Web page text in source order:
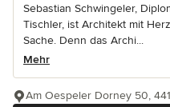
Sebastian Schwingeler,
Tischler, ist Architekt mit
Sache. Denn das Archi...
Mehr
Am Oespeler Dorney 50,